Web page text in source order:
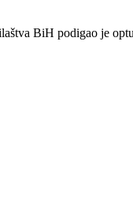
BiH podigao je